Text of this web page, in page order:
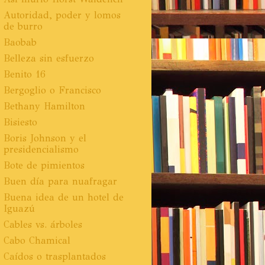
Autoridad, poder y lomos
de burro
Baobab
Belleza sin esfuerzo
Benito 16
Bergoglio o Francisco
Bethany Hamilton
Bisiesto
Boris Johnson y el
presidencialismo
Bote de pimientos
Buen día para nuafragar
Buena idea de un hotel de
Iguazú
Cables vs. árboles
Cabo Chamical
Caídos o trasplantados